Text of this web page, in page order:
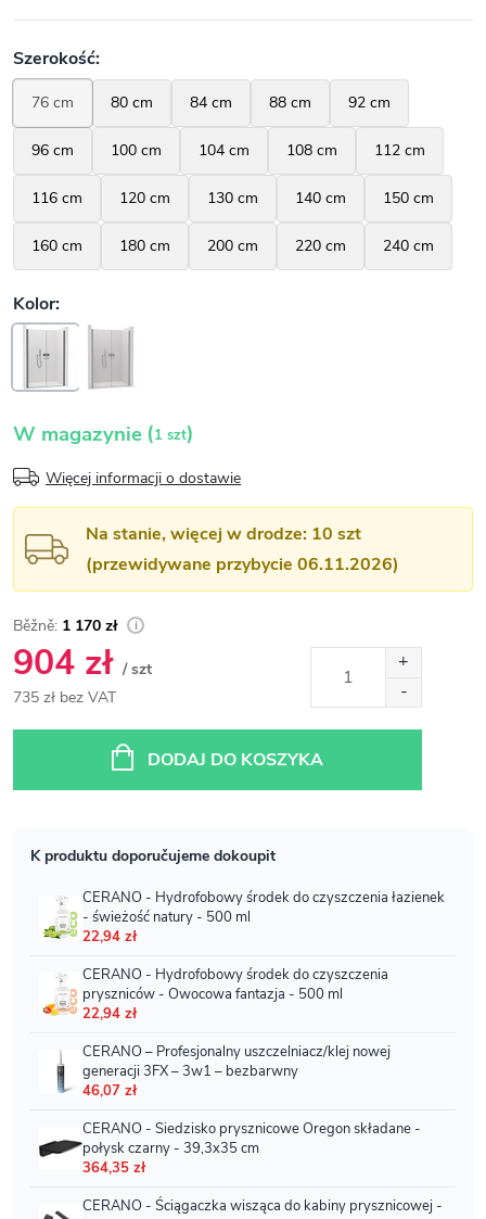
W magazynie (1 szt)
Więcej informacji o dostawie
Na stanie, więcej w drodze: 10 szt
(przewidywane przybycie 06.11.2026)
1 170 zł
904 zł / szt
735 zł bez VAT
DODAJ DO KOSZYKA